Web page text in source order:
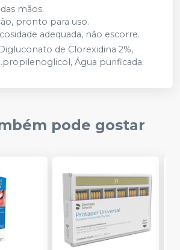
mãos.
pronto para uso.
adequada, não escorre.
Digluconato de Clorexidina 2%,
Água purificada.
pode gostar